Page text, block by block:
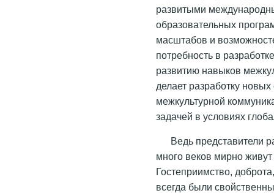
развитыми
образовательных
масштабов и
потребность в
развитию навыков
делает разработку
межкультурной
задачей в условиях
Ведь представители
много веков мирно
Гостеприимство,
всегда были